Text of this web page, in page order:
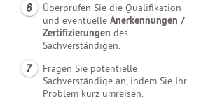
Überprüfen Sie die Qualifikation
und eventuelle Anerkennungen /
Zertifizierungen des
Sachverständigen.
Fragen Sie potentielle
Sachverständige an, indem Sie Ihr
Problem kurz umreisen.